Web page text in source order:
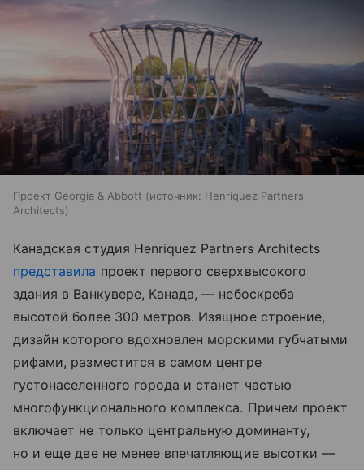
Проект Georgia & Abbott источник: Henriquez Partners
Architects
Канадская студия Henriquez Partners Architects
представила проект первого сверхвысокого
здания в Ванкувере, Канада, — небоскреба
высотой более 300 метров. Изящное строение,
дизайн которого вдохновлен морскими губчатыми
рифами, разместится в самом центре
густонаселенного города и станет частью
многофункционального комплекса. Причем проект
включает не только центральную доминанту,
но и еще две не менее впечатляющие высотки —